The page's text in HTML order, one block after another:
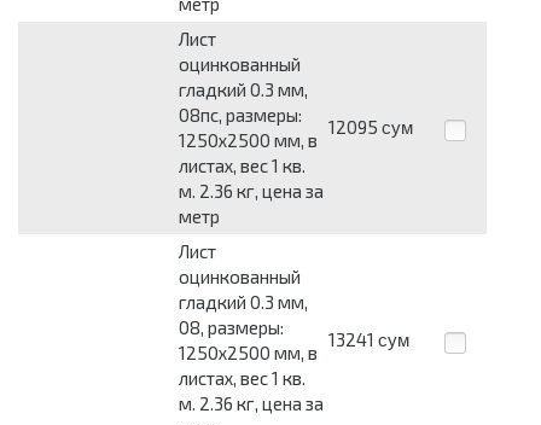
Лист
оцинкованный
гладкий 0.3 мм,
08пс, размеры:
1250x2500 мм, в
листах, вес 1 кв.
м. 2.36 кг, цена за
метр
12095 сум
Лист
оцинкованный
гладкий 0.3 мм,
08, размеры:
1250x2500 мм, в
листах, вес 1 кв.
м. 2.36 кг, цена за
13241 сум